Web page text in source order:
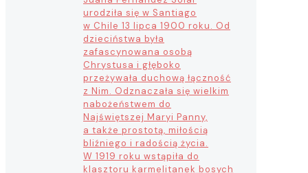
urodziła się w Santiago
w Chile 13 lipca 1900 roku. Od
dzieciństwa była
zafascynowana osobą
Chrystusa i głęboko
przeżywała duchową łączność
z Nim. Odznaczała się wielkim
nabożeństwem do
Najświętszej Maryi Panny,
a także prostotą, miłością
bliźniego i radością życia.
W 1919 roku wstąpiła do
klasztoru karmelitanek bosych